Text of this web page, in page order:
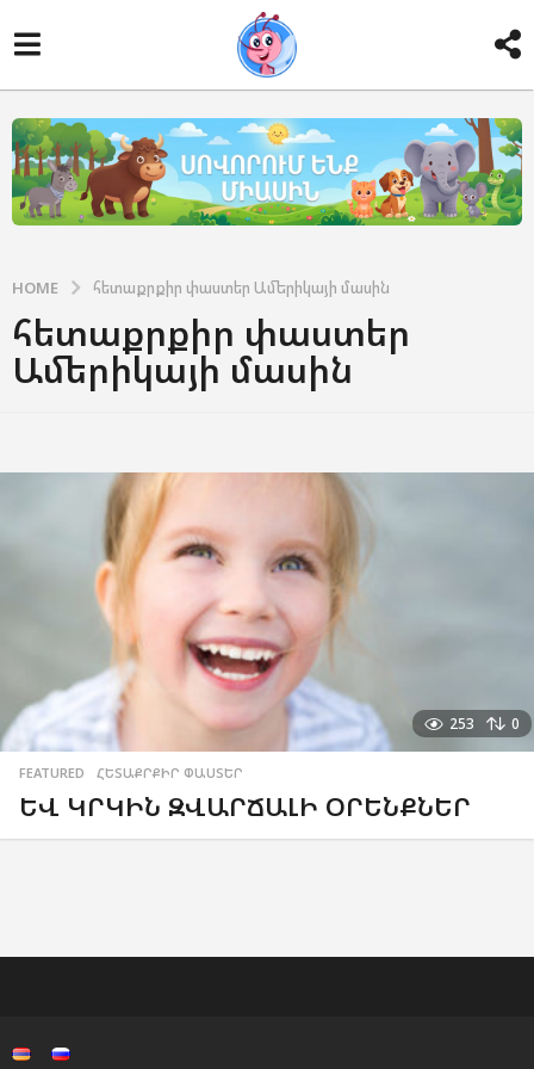
HOME հետաքրքիր փաստեր Ամերիկայի մասին
հետաքրքիր փաստեր
Ամերիկայի մասին
253 0
FEATURED ,ՀԵՏԱՔՐՔԻՐ ՓԱՍՏԵՐ
ԵՎ ԿՐԿԻՆ ԶՎԱՐՃԱԼԻ ՕՐԵՆՔՆԵՐ